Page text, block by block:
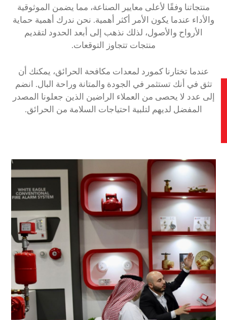
منتجاتنا وفقًا لأعلى معايير الصناعة، مما يضمن الموثوقية
والأداء عندما يكون الأمر أكثر أهمية. نحن ندرك أهمية حماية
الأرواح والأصول، لذلك نذهب إلى أبعد الحدود لتقديم
منتجات تتجاوز التوقعات.
عندما تختارنا كمورد لمعدات مكافحة الحرائق، يمكنك أن
تثق في أنك تستثمر في الجودة والمتانة وراحة البال. انضم
إلى عدد لا يحصى من العملاء الراضين الذين جعلونا المصدر
المفضل لديهم لتلبية احتياجات السلامة من الحرائق.